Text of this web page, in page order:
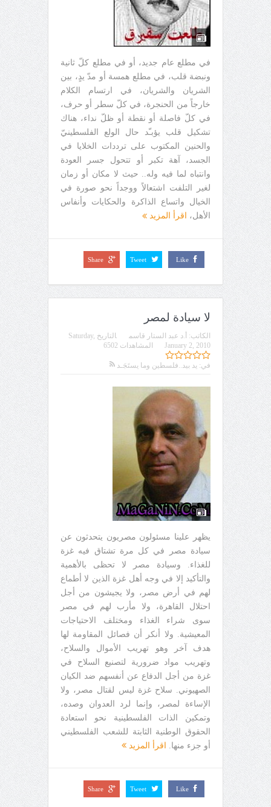
في مطلع عام جديد، أو في مطلع كلّ ثانية
ونبضة قلب، في مطلع همسة أو مدّ يدٍ، بين
الشريان والشريان، في ارتسام الكلام
خارجاً من الحنجرة، في كلّ سطر أو حرف،
في كلّ فاصلة أو نقطة أو ظلّ نداء، هناك
تشكيل قلب يؤبـّد حال الولع الفلسطينيّ
والحنين المكتوب على ترددات الخلايا في
الجسد، آهة تكبر أو تتحول جسر العودة
وانتباه لما فيه وله.. حيث لا مكان أو زمان
لغير التلفت اشتعالاً ووجداً نحو صورة في
الخيال واتساع الذاكرة والحكايات وأنفاس
الأهل،
اقرأ المزيد
Like
Tweet
Share
لا سيادة لمصر
الكاتب: أ.د عبد الستار قاسم التاريخ Saturday,
January 2, 2010
في: يد بيد..فلسطين وما يستَجَـد
المشاهدات 6502
يظهر علينا مسئولون مصريون يتحدثون عن
سيادة مصر في كل مرة تشتاق فيه غزة
للغذاء. وسيادة مصر لا تحظى بالأهمية
والتأكيد إلا في وجه أهل غزة الذين لا أطماع
لهم في أرض مصر، ولا يجيشون من أجل
احتلال القاهرة، ولا مأرب لهم في مصر
سوى شراء الغذاء ومختلف الاحتياجات
المعيشية. ولا أنكر أن فصائل المقاومة لها
هدف آخر وهو تهريب الأموال والسلاح،
وتهريب مواد ضرورية لتصنيع السلاح في
غزة من أجل الدفاع عن أنفسهم ضد الكيان
الصهيوني. سلاح غزة ليس لقتال مصر، ولا
الإساءة لمصر، وإنما لرد العدوان وصده،
وتمكين الذات الفلسطينية نحو استعادة
الحقوق الوطنية الثابتة للشعب الفلسطيني
أو جزء منها. اقرأ المزيد
Like
Tweet
Share